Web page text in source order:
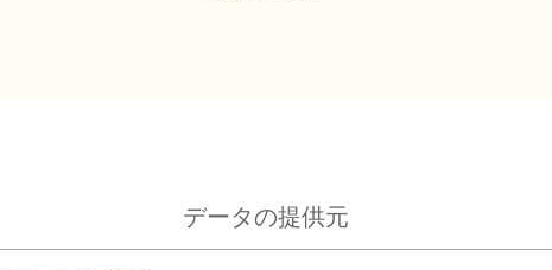
データの提供元